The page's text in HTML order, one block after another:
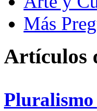
Más
Artículos
Pluralismo